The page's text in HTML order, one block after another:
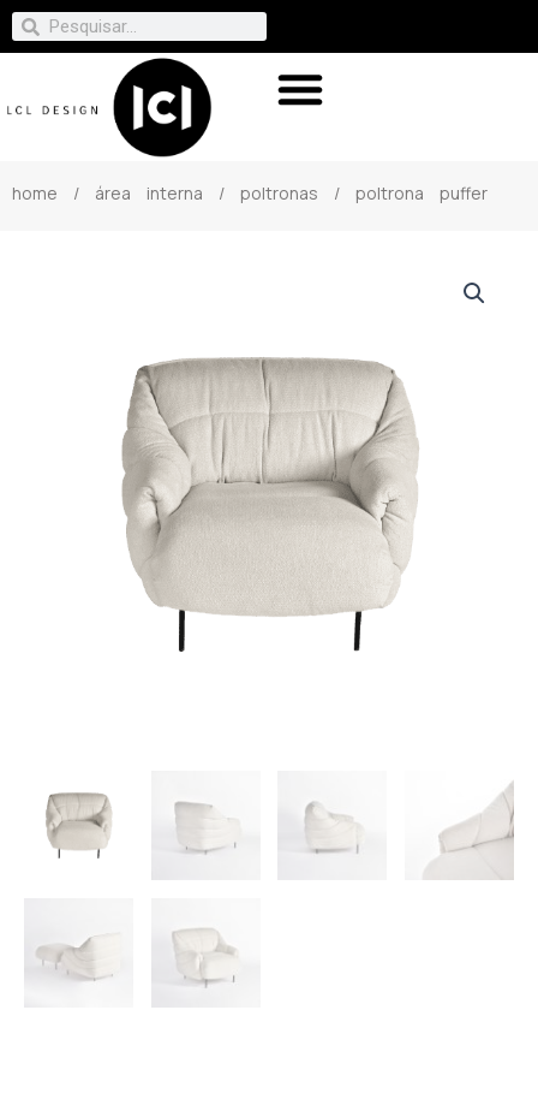
home / área interna / poltronas / poltrona puffer